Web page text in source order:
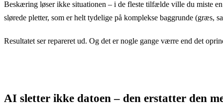
Beskæring løser ikke situationen – i de fleste tilfælde ville du miste
slørede pletter, som er helt tydelige på komplekse baggrunde (græs,
Resultatet ser repareret ud. Og det er nogle gange værre end det
AI sletter ikke datoen – den erstatter den